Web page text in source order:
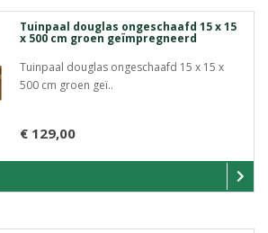
Tuinpaal douglas ongeschaafd 15 x 15
x 500 cm groen geïmpregneerd
Tuinpaal douglas ongeschaafd 15 x 15 x
500 cm groen geï..
€ 129,00